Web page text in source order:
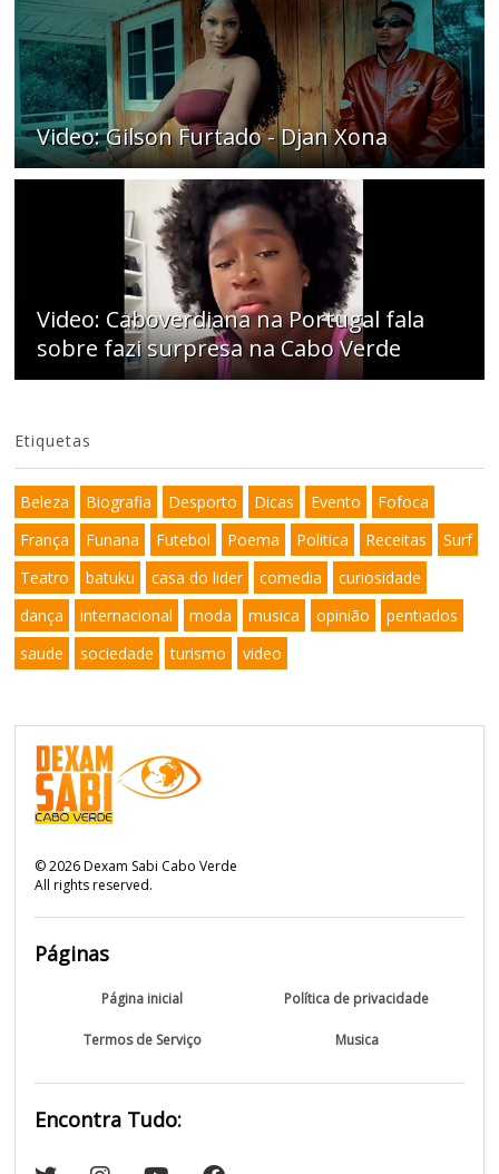
Video: Gilson Furtado - Djan Xona
Video: Caboverdiana na Portugal fala
sobre fazi surpresa na Cabo Verde
Etiquetas
Beleza Biografia Desporto Dicas Evento
Fofoca
França
Funana Futebol Poema Politica Receitas
Surf
Teatro
batuku casa do lider comedia
curiosidade
dança
internacional moda musica opinião
pentiados
saude
sociedade turismo video
©2026Dexam Sabi Cabo Verde
All rights reserved.
Páginas
Página inicial Política de privacidade
Termos de Serviço Musica
Encontra Tudo: